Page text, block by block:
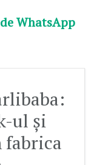
WhatsApp
ul și